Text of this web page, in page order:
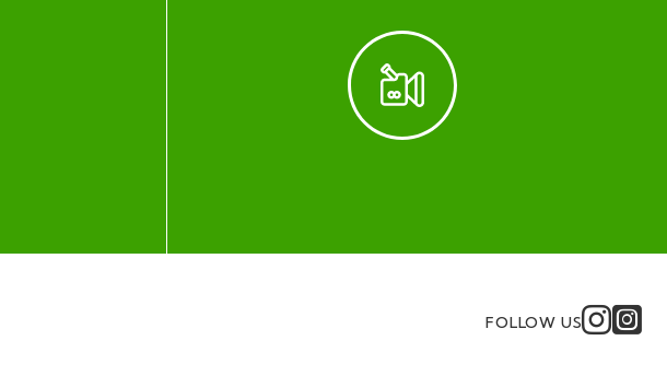
FOLLOW US